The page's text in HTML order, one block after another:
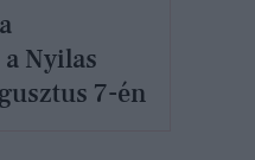
Nyilas
7-én